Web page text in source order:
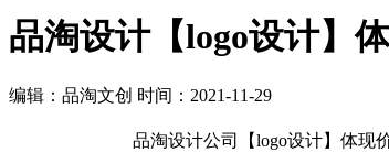
品淘设计【logo设计】
编辑：品淘文创 时间：2021-11-29
品淘设计公司【logo设计】体现